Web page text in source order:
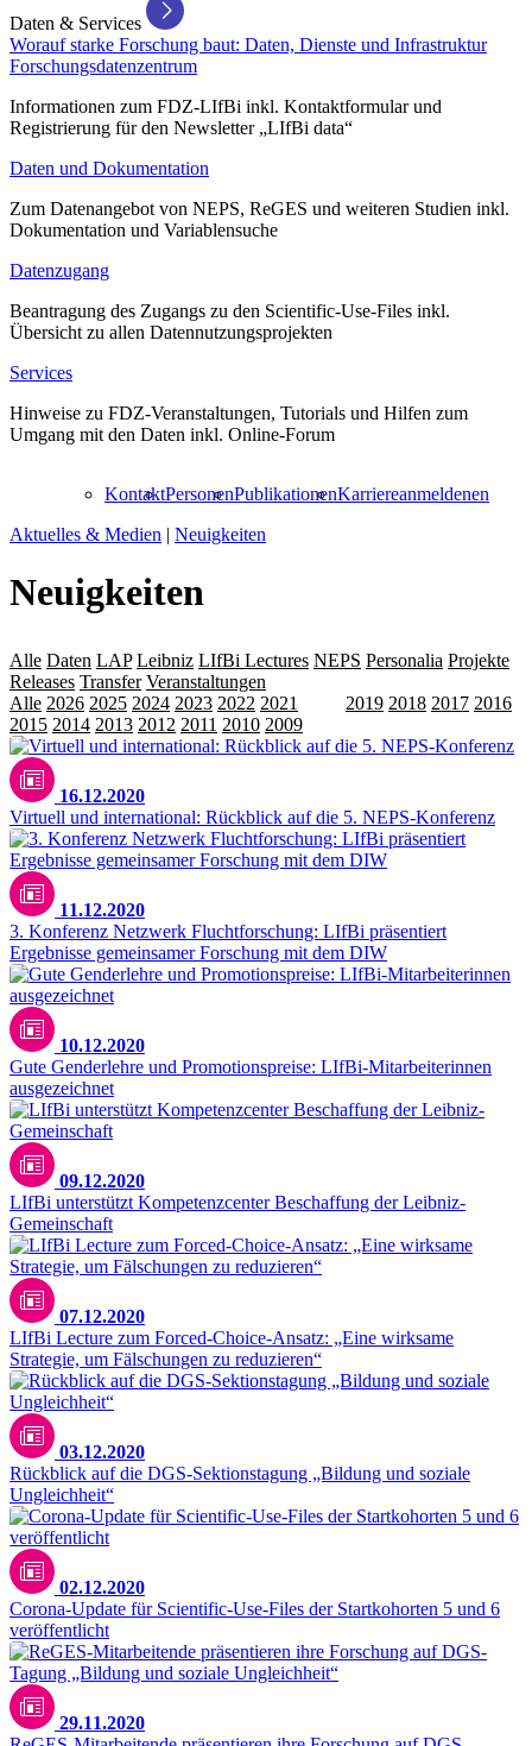
Daten & Services
Worauf starke Forschung baut: Daten, Dienste und Infrastruktur
Forschungsdatenzentrum
Informationen zum FDZ-LIfBi inkl. Kontaktformular und
Registrierung für den Newsletter „LIfBi data“
Daten und Dokumentation
Zum Datenangebot von NEPS, ReGES und weiteren Studien inkl.
Dokumentation und Variablensuche
Datenzugang
Beantragung des Zugangs zu den Scientific-Use-Files inkl.
Übersicht zu allen Datennutzungsprojekten
Services
Hinweise zu FDZ-Veranstaltungen, Tutorials und Hilfen zum
Umgang mit den Daten inkl. Online-Forum
KontaktPersonenPublikationenKarriereanmeldenen
Aktuelles & Medien | Neuigkeiten
Neuigkeiten
Alle Daten LAP Leibniz LIfBi Lectures NEPS Personalia Projekte
Releases Transfer Veranstaltungen
Alle 2026 2025 2024 2023 2022 2021 2019 2018 2017 2016
2015 2014 2013 2012 2011 2010 2009
16.12.2020
Virtuell und international: Rückblick auf die 5. NEPS-Konferenz
11.12.2020
3. Konferenz Netzwerk Fluchtforschung: LIfBi präsentiert
Ergebnisse gemeinsamer Forschung mit dem DIW
10.12.2020
Gute Genderlehre und Promotionspreise: LIfBi-Mitarbeiterinnen
ausgezeichnet
09.12.2020
LIfBi unterstützt Kompetenzcenter Beschaffung der Leibniz-
Gemeinschaft
07.12.2020
LIfBi Lecture zum Forced-Choice-Ansatz: „Eine wirksame
Strategie, um Fälschungen zu reduzieren“
03.12.2020
Rückblick auf die DGS-Sektionstagung „Bildung und soziale
Ungleichheit“
02.12.2020
Corona-Update für Scientific-Use-Files der Startkohorten 5 und 6
veröffentlicht
29.11.2020